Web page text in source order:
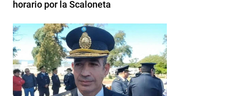
horario por la Scaloneta